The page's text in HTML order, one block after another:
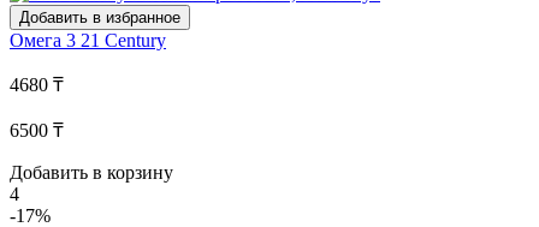
Добавить в избранное
Омега 3 21 Century
4680 ₸
6500 ₸
Добавить в корзину
4
-17%